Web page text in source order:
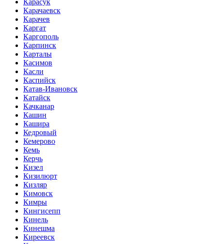
Карасук
Карачаевск
Карачев
Каргат
Каргополь
Карпинск
Карталы
Касимов
Касли
Каспийск
Катав-Ивановск
Катайск
Качканар
Кашин
Кашира
Кедровый
Кемерово
Кемь
Керчь
Кизел
Кизилюрт
Кизляр
Кимовск
Кимры
Кингисепп
Кинель
Кинешма
Киреевск